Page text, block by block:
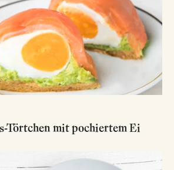
Törtchen mit pochiertem Ei